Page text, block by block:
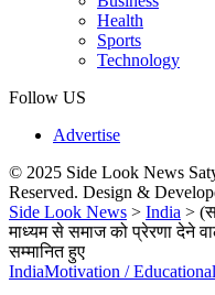
Health
Sports
Technology
Follow US
Advertise
© 2025 Side Look News
Reserved. Design &
Side Look News > India >
माध्यम से समाज को प्रेरणा देने
सम्मानित हुए
IndiaMotivation /